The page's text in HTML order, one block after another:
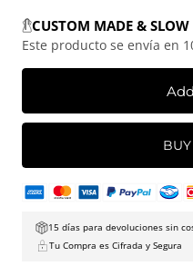
CUSTOM MADE &
Este producto se envía en
15 días para devoluciones sin
Tu Compra es Cifrada y Segura